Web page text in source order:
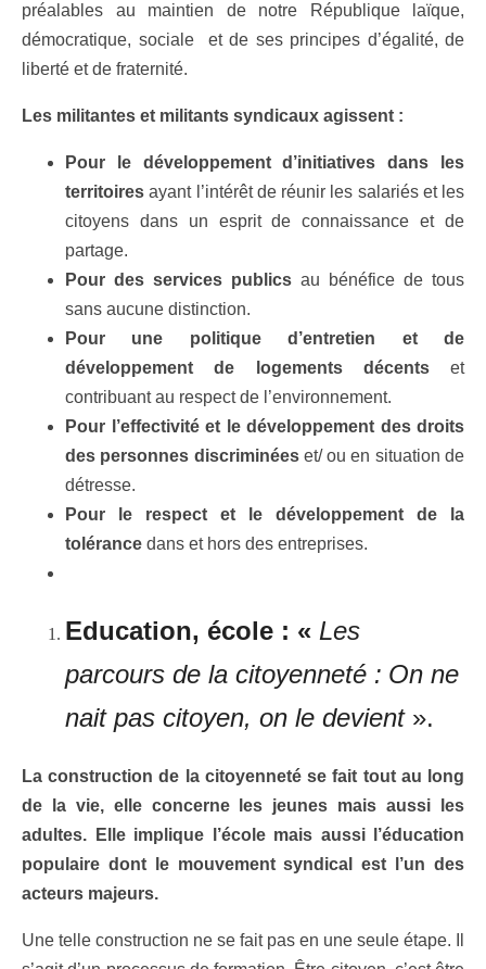
préalables au maintien de notre République laïque,
démocratique, sociale et de ses principes d’égalité, de
liberté et de fraternité.
Les militantes et militants syndicaux agissent :
Pour le développement d’initiatives dans les
territoires ayant l’intérêt de réunir les salariés et les
citoyens dans un esprit de connaissance et de
partage.
Pour des services publics au bénéfice de tous
sans aucune distinction.
Pour une politique d’entretien et de
développement de logements décentset
contribuant au respect de l’environnement.
Pour l’effectivité et le développement des droits
des personnes discriminéeset/ ou en situation de
détresse.
Pour le respect et le développement de la
tolérance dans et hors des entreprises.
Education, école : « Les
parcours de la citoyenneté : On ne
nait pas citoyen, on le devient ».
La construction de la citoyenneté se fait tout au long
de la vie, elle concerne les jeunes mais aussi les
adultes. Elle implique l’école mais aussi l’éducation
populaire dont le mouvement syndical est l’un des
acteurs majeurs.
Une telle construction ne se fait pas en une seule étape. Il